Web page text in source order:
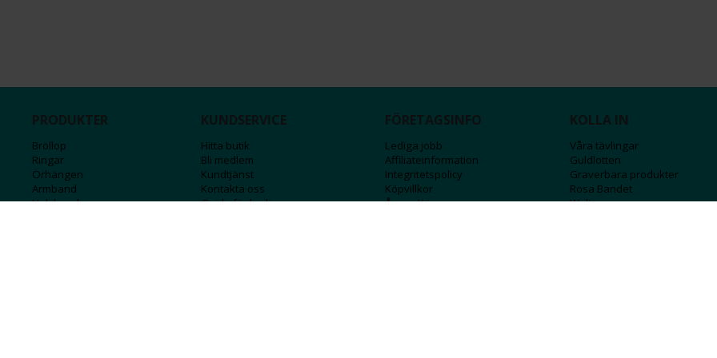
PRODUKTER
Bröllop
Ringar
Örhängen
Armband
Halsband
KUNDSERVICE
Hitta butik
Bli medlem
Kundtjänst
Kontakta oss
Guide för kedjor
FÖRETAGSINFO
Lediga jobb
Affiliateinformation
Integritetspolicy
Köpvillkor
Ångra Köp
KOLLA IN
Våra tävlingar
Guldlotten
Graverbara produkter
Rosa Bandet
Wolt